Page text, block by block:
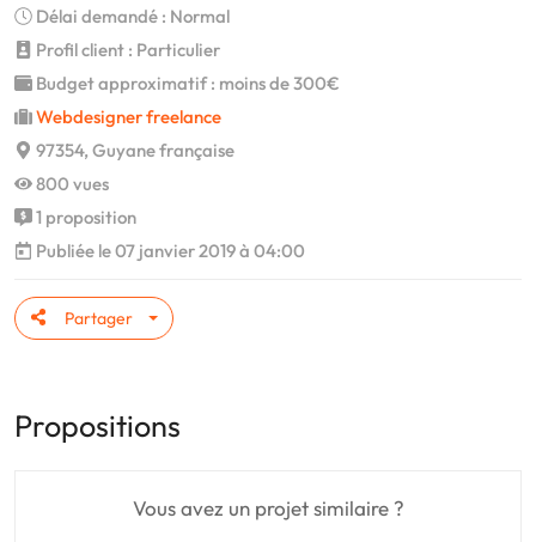
Délai demandé : Normal
Profil client : Particulier
Budget approximatif : moins de 300€
Webdesigner freelance
97354, Guyane française
800 vues
1 proposition
Publiée le 07 janvier 2019 à 04:00
Partager
Propositions
Vous avez un projet similaire ?